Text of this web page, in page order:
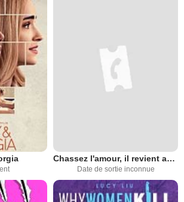
Chassez l'amour, il revient au galop
Date de sortie inconnue